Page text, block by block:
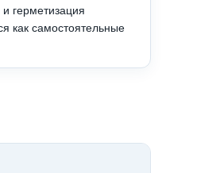
герметизация
как самостоятельные